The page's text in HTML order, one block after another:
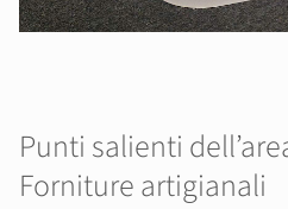
Punti salienti
Forniture artigianali